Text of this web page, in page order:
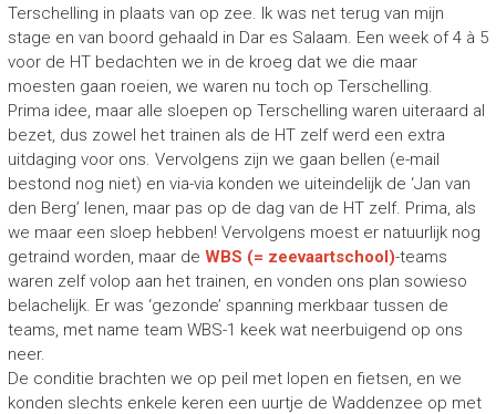
Terschelling in plaats van op zee. Ik was net terug van mijn
stage en van boord gehaald in Dar es Salaam. Een week of 4 à 5
voor de HT bedachten we in de kroeg dat we die maar
moesten gaan roeien, we waren nu toch op Terschelling.
Prima idee, maar alle sloepen op Terschelling waren uiteraard al
bezet, dus zowel het trainen als de HT zelf werd een extra
uitdaging voor ons. Vervolgens zijn we gaan bellen (e-mail
bestond nog niet) en via-via konden we uiteindelijk de ‘Jan van
den Berg’ lenen, maar pas op de dag van de HT zelf. Prima, als
we maar een sloep hebben! Vervolgens moest er natuurlijk nog
getraind worden, maar de WBS (= zeevaartschool)-teams
waren zelf volop aan het trainen, en vonden ons plan sowieso
belachelijk. Er was ‘gezonde’ spanning merkbaar tussen de
teams, met name team WBS-1 keek wat neerbuigend op ons
neer.
De conditie brachten we op peil met lopen en fietsen, en we
konden slechts enkele keren een uurtje de Waddenzee op met